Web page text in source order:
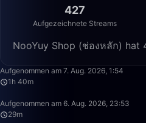
427
Aufgezeichnete Streams
NooYuy Shop (ช่องหลัก) hat
Aufgenommen am 7. Aug. 2026, 1:54
1h 40m
Aufgenommen am 6. Aug. 2026, 23:53
29m